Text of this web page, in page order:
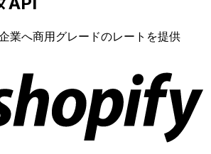
業へ商用グレードのレートを提供